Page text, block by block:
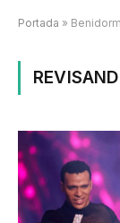
Portada »